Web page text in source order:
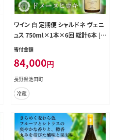
ワイン 白 定期便 シャルドネ ヴェニ
ュス 750ml×1本×6回 総計6本 [ヴ
ィニョブル安曇野 長野県 池田町 48
寄付金額
84,000円
長野県池田町
冷蔵